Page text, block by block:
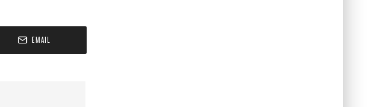
EMAIL